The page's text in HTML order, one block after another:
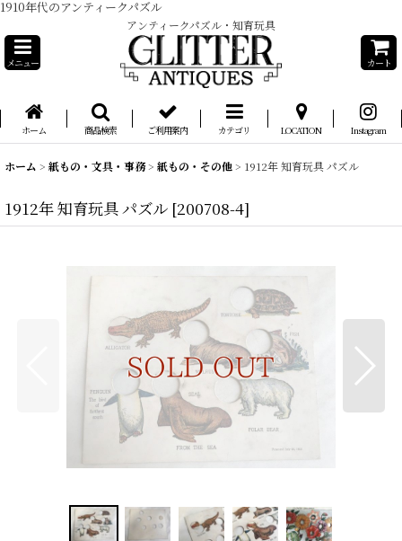
1910年代のアンティークパズル
アンティークパズル・知育玩具
メニュー カート
ホーム 商品検索 ご利用案内 カテゴリ LOCATION Instagram
ホーム > 紙もの・文具・事務> 紙もの・その他> 1912年 知育玩具 パズル
1912年 知育玩具 パズル [200708-4]